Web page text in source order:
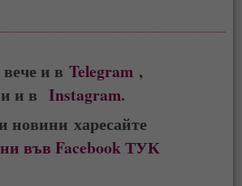
вече и вTelegram ,
и вInstagram.
новини харесайте
във Facebook ТУК